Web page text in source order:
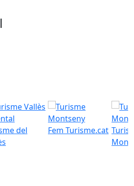
del
Fem Turisme.cat